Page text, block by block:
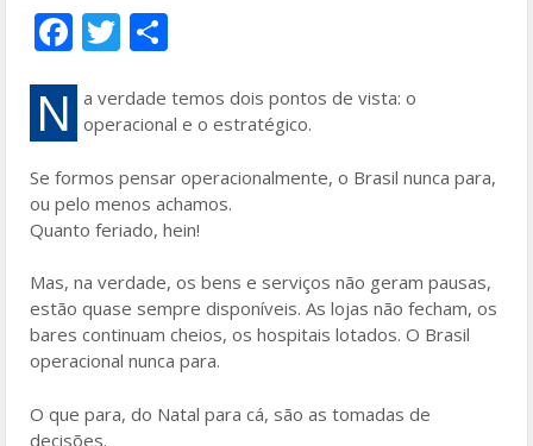
F
ac
e
b
o
o
T
w
itt
er
ar
e
N
a verdade temos dois pontos de vista: o
operacional e o estratégico.
Se formos pensar operacionalmente, o Brasil nunca para,
ou pelo menos achamos.
Quanto feriado, hein!
Mas, na verdade, os bens e serviços não geram pausas,
estão quase sempre disponíveis. As lojas não fecham, os
bares continuam cheios, os hospitais lotados. O Brasil
operacional nunca para.
O que para, do Natal para cá, são as tomadas de
decisões.